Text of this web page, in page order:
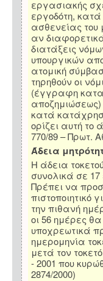
εργασιακής
εργοδότη, κατά
ασθενείας του
αν
διατάξεις
υπουργικών
ατομική
τηρηθούν οι
(έγγραφη
αποζημιώσεως)
κατά
ορίζει αυτή το
770/89 – Πρωτ.
Άδεια
Η άδεια
συνολικά σε
Πρέπει να
πιστοποιητικό
την πιθανή
οι 56 ημέρες
υποχρεωτικά
ημερομηνία
μετά τον
- 2001 που
2874/2000)